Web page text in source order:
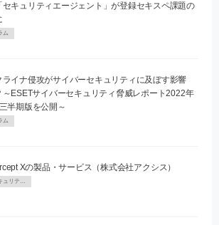
セキュリティエージェント」が登録セキスペ課題の
ム
ライナ侵攻がサイバーセキュリティに及ぼす影響
～ESETサイバーセキュリティ脅威レポート2022年
半期版を公開～
ム
Xの製品・サービス（株式会社アクシス）
セキュリティPR